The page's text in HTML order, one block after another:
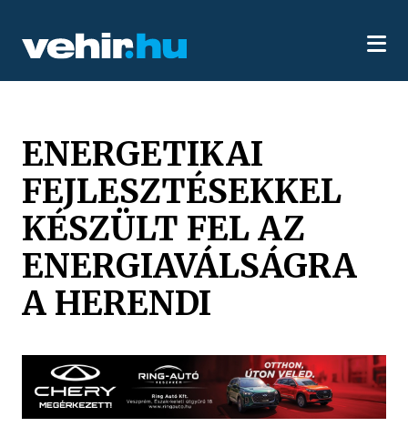
ENERGETIKAI
FEJLESZTÉSEKKEL
KÉSZÜLT FEL AZ
ENERGIAVÁLSÁGRA
A HERENDI